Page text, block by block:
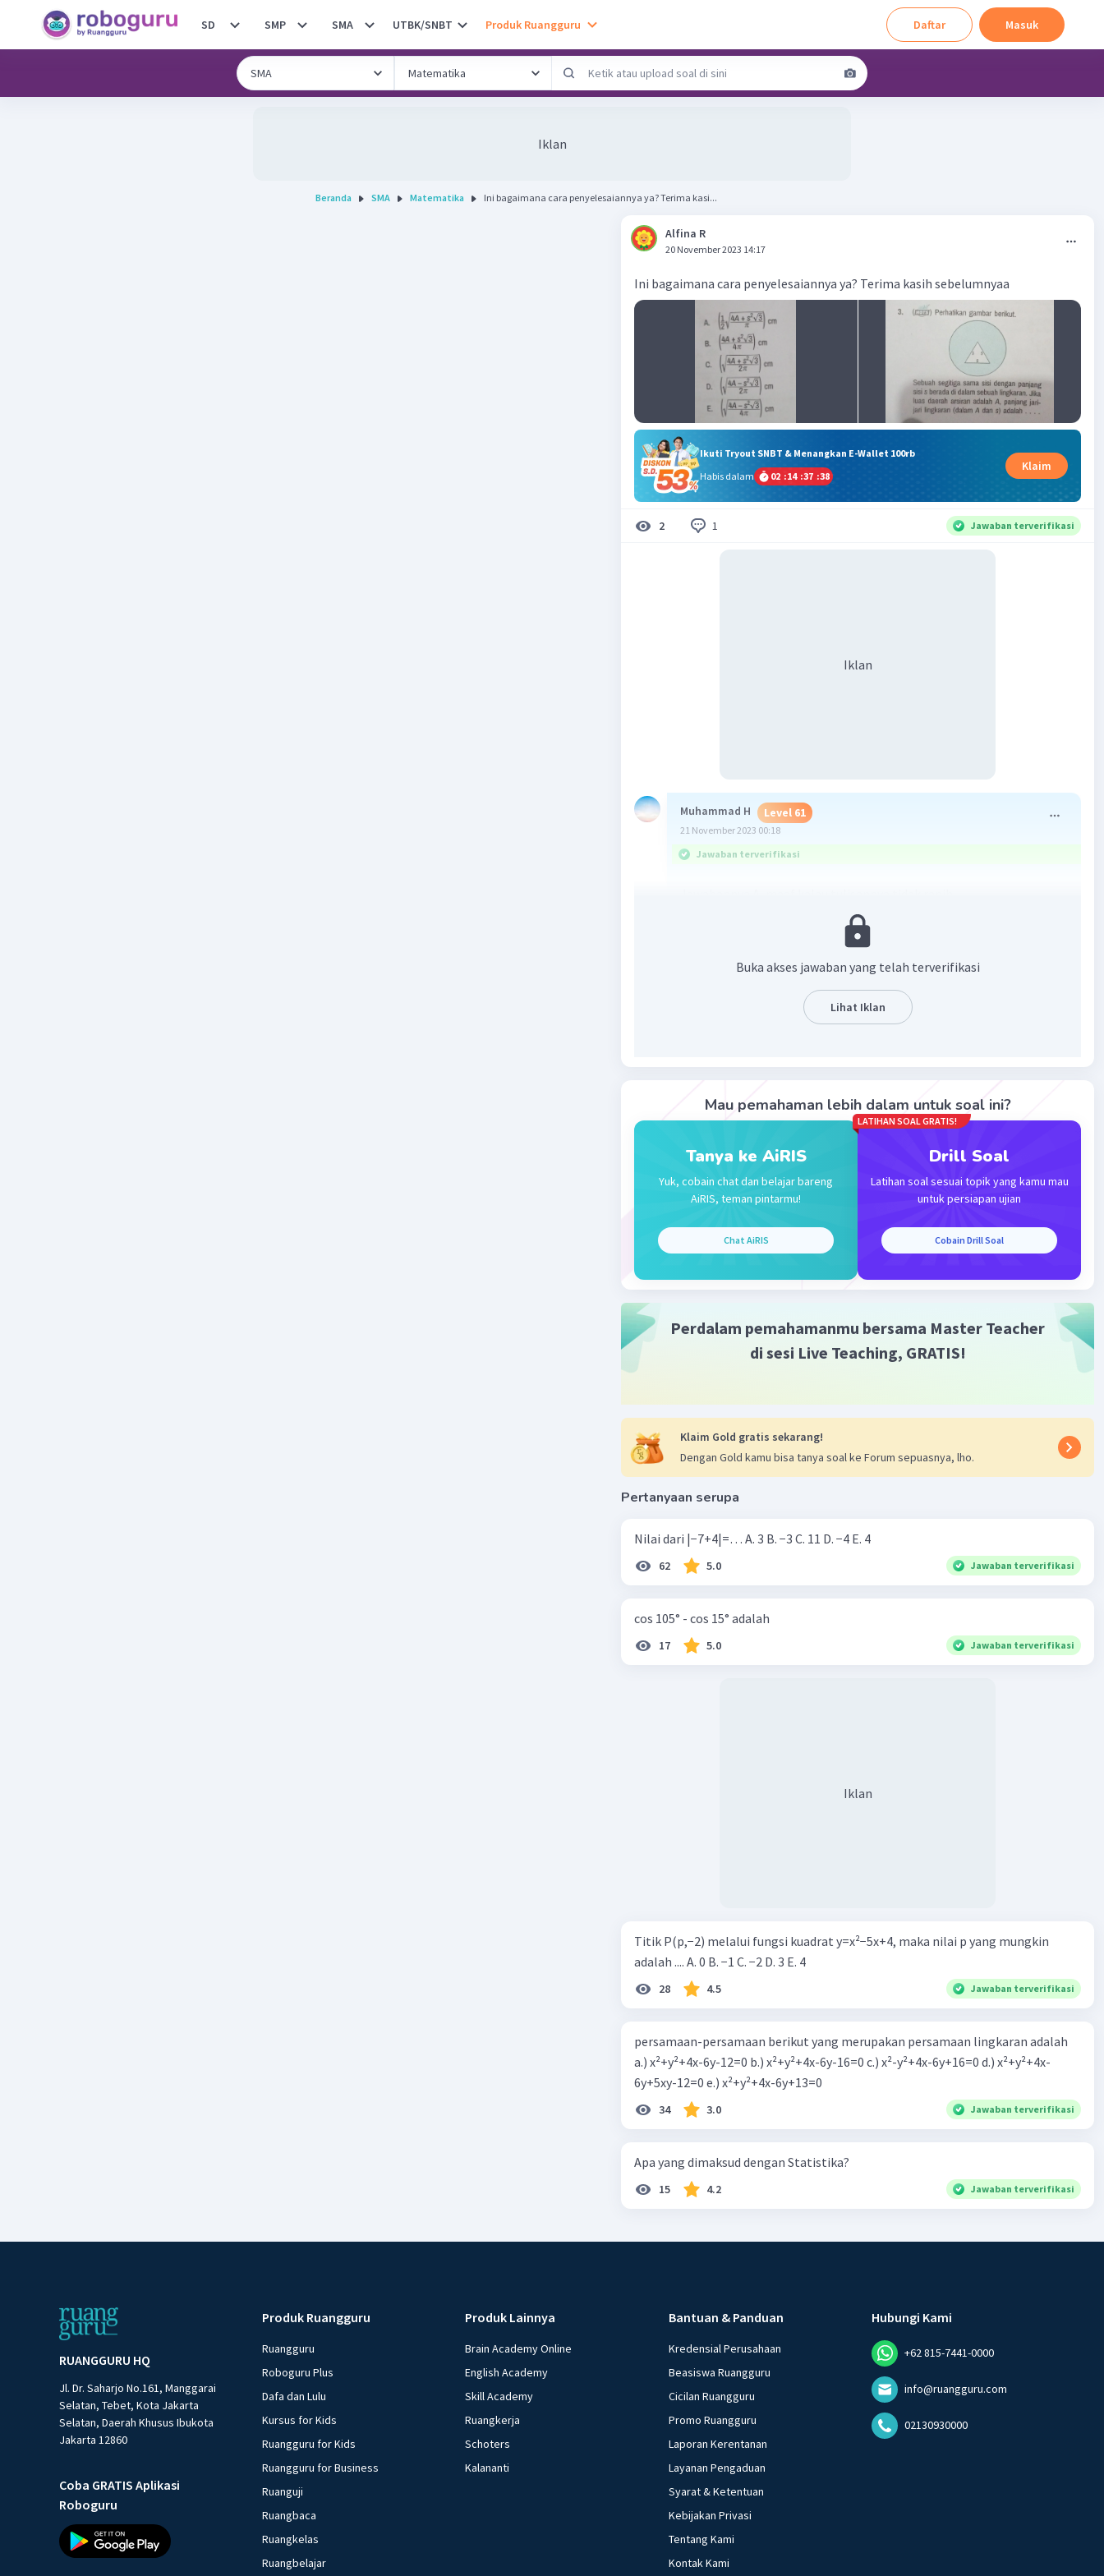
SD SMP SMA UTBK/SNBT Produk Ruangguru Daftar Masuk
Iklan
Beranda SMA Matematika Ini bagaimana cara penyelesaiannya ya? Terima kasi...
Alfina R
20 November 2023 14:17
Ini bagaimana cara penyelesaiannya ya? Terima kasih sebelumnyaa
Ikuti Tryout SNBT & Menangkan E-Wallet 100rb
Habis dalam
02 :14 :37 :37
Klaim
2 1 Jawaban terverifikasi
Iklan
Muhammad H Level 61
21 November 2023 00:18
Jawaban terverifikasi
Beri Rating
21 November 2023 00:50
Iklan
Buka akses jawaban yang telah terverifikasi
Lihat Iklan
Mau pemahaman lebih dalam untuk soal ini?
Tanya ke AiRIS
Yuk, cobain chat dan belajar bareng
AiRIS, teman pintarmu!
Chat AiRIS
LATIHAN SOAL GRATIS!
Drill Soal
Latihan soal sesuai topik yang kamu mau
untuk persiapan ujian
Cobain Drill Soal
Perdalam pemahamanmu bersama Master Teacher
di sesi Live Teaching, GRATIS!
Klaim Gold gratis sekarang!
Dengan Gold kamu bisa tanya soal ke Forum sepuasnya, lho.
Pertanyaan serupa
Nilai dari |−7+4|=… A. 3 B. −3 C. 11 D. −4 E. 4
62 5.0 Jawaban terverifikasi
cos 105° - cos 15° adalah
17 5.0 Jawaban terverifikasi
Iklan
Titik P(p,−2) melalui fungsi kuadrat y=x²−5x+4, maka nilai p yang mungkin
adalah .... A. 0 B. −1 C. −2 D. 3 E. 4
28 4.5 Jawaban terverifikasi
persamaan-persamaan berikut yang merupakan persamaan lingkaran adalah
a.) x²+y²+4x-6y-12=0 b.) x²+y²+4x-6y-16=0 c.) x²-y²+4x-6y+16=0 d.) x²+y²+4x-
6y+5xy-12=0 e.) x²+y²+4x-6y+13=0
34 3.0 Jawaban terverifikasi
Apa yang dimaksud dengan Statistika?
15 4.2 Jawaban terverifikasi
RUANGGURU HQ
Jl. Dr. Saharjo No.161, Manggarai
Selatan, Tebet, Kota Jakarta
Selatan, Daerah Khusus Ibukota
Jakarta 12860
Coba GRATIS Aplikasi
Roboguru
Produk Ruangguru
Ruangguru
Roboguru Plus
Dafa dan Lulu
Kursus for Kids
Ruangguru for Kids
Ruangguru for Business
Ruanguji
Ruangbaca
Ruangkelas
Ruangbelajar
Produk Lainnya
Brain Academy Online
English Academy
Skill Academy
Ruangkerja
Schoters
Kalananti
Bantuan & Panduan
Kredensial Perusahaan
Beasiswa Ruangguru
Cicilan Ruangguru
Promo Ruangguru
Laporan Kerentanan
Layanan Pengaduan
Syarat & Ketentuan
Kebijakan Privasi
Tentang Kami
Kontak Kami
Hubungi Kami
+62 815-7441-0000
info@ruangguru.com
02130930000